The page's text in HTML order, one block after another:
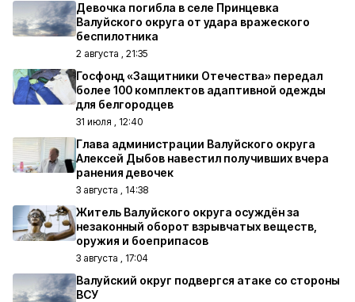
Девочка погибла в селе Принцевка
Валуйского округа от удара вражеского
беспилотника
2 августа , 21:35
Госфонд «Защитники Отечества» передал
более 100 комплектов адаптивной одежды
для белгородцев
31 июля , 12:40
Глава администрации Валуйского округа
Алексей Дыбов навестил получивших вчера
ранения девочек
3 августа , 14:38
Житель Валуйского округа осуждён за
незаконный оборот взрывчатых веществ,
оружия и боеприпасов
3 августа , 17:04
Валуйский округ подвергся атаке со стороны
ВСУ